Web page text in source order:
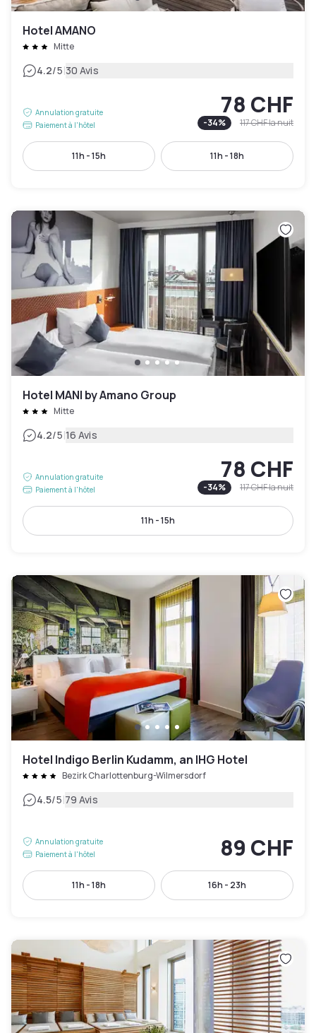
Hotel AMANO
Mitte
4.2/5|30 Avis
Annulation gratuite
Paiement à l'hôtel
78 CHF
-34% 117 CHFla nuit
11h - 15h 11h - 18h
Hotel MANI by Amano Group
Mitte
4.2/5|16 Avis
Annulation gratuite
Paiement à l'hôtel
78 CHF
-34% 117 CHFla nuit
11h - 15h
Hotel Indigo Berlin Kudamm, an IHG Hotel
Bezirk Charlottenburg-Wilmersdorf
4.5/5|79 Avis
Annulation gratuite
Paiement à l'hôtel
89 CHF
11h - 18h 16h - 23h